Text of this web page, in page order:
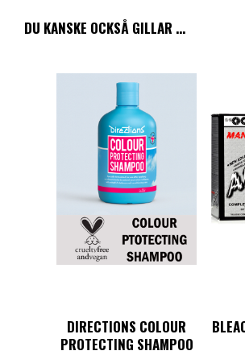
DU KANSKE OCKSÅ GILLAR …
DIRECTIONS COLOUR
PROTECTING SHAMPOO